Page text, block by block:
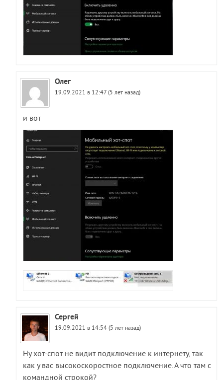
Олег
19.09.2021 в 12:47 (5 лет назад)
и вот
Сергей
19.09.2021 в 14:54 (5 лет назад)
Ну хот-спот не видит подключение к интернету, так
как у вас высокоскоростное подключение. А что там с